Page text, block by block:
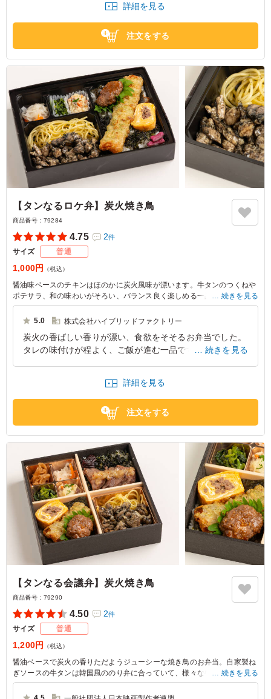
東京都港区赤坂2026/06/29
詳細を見る
注文をする
【タンなるロケ弁】炭火焼き鳥
商品番号： 79284
4.75 2件
サイズ 普通
1,000円 （税込）
醤油味ベースのチキンはほのかに炭火風味が漂います。牛タンのつくねや
ポテサラ、和の味わいがそろい、バランス良く楽しめる一品。ランチや特
別な日の食事にぴったりな逸品です。
続きを見る
5.0 株式会社ハイブリッドファクトリー
炭火の香ばしい香りが漂い、食欲をそそるお弁当でした。
タレの味付けが程よく、ご飯が進む一品です。スタジオ内
合間のリフレッシュにぴったりでした。
東京都千代田区丸の内
続きを見る
詳細を見る
注文をする
【タンなる会議弁】炭火焼き鳥
商品番号： 79290
4.50 2件
サイズ 普通
1,200円 （税込）
醤油ベースで炭火の香りただようジューシーな焼き鳥のお弁当。自家製ね
ぎソースの牛タンは韓国風ののり弁に合っていて、様々な牛タン料理が楽
しめる豊かなラインナップが魅力です。ランチや特別な日の食事にぴった
りな一品です。
続きを見る